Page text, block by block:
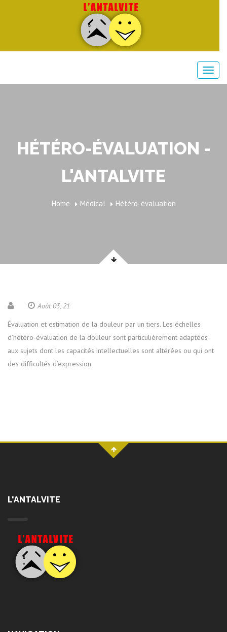
HÉTÉRO-ÉVALUATION -
L'ANTALVITE
Home Médical Hétéro-évaluation
Août 03, 21
Évaluation et estimation de la douleur par un tiers. Les échelles
d’hétéro-évaluation de la douleur sont particulièrement adaptées
aux sujets dont les capacités intellectuelles sont altérées ou qui ont
des difficultés d’expression
L'ANTALVITE